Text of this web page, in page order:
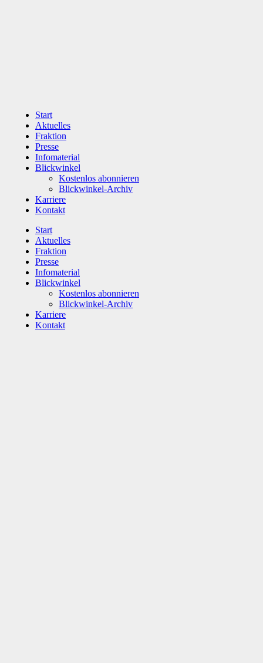
Start
Aktuelles
Fraktion
Presse
Infomaterial
Blickwinkel
Kostenlos abonnieren
Blickwinkel-Archiv
Karriere
Kontakt
Start
Aktuelles
Fraktion
Presse
Infomaterial
Blickwinkel
Kostenlos abonnieren
Blickwinkel-Archiv
Karriere
Kontakt